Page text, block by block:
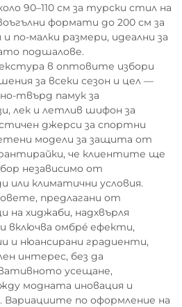
90–110 см за турски стил на
формати до 200 см за
по-малки размери, идеални за
подшалове.
в оптовите избори
за всеки сезон и цел —
твърд памук за
лек и летлив шифон за
джерси за спортни
модели за защита от
че клиентите ще
независимо от
или климатични условия.
предлагани от
хиджаби, надхвърля
включва омбрé ефекти,
и нюансирани градиенти,
интерес, без да
усещане,
модната иновация и
по оформление на